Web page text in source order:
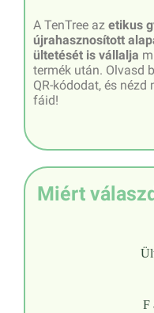
A TenTree az etikus
újrahasznosított
ültetését is vállalja
termék után. Olvasd
QR-kódodat, és nézd
fáid!
Miért